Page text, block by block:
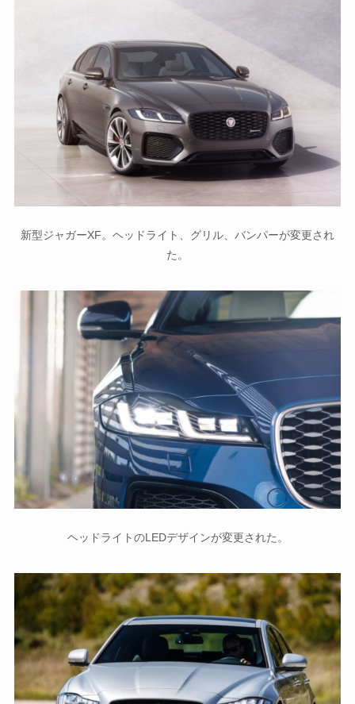
新型ジャガーXF。ヘッドライト、グリル、バンパーが変更され
た。
ヘッドライトのLEDデザインが変更された。